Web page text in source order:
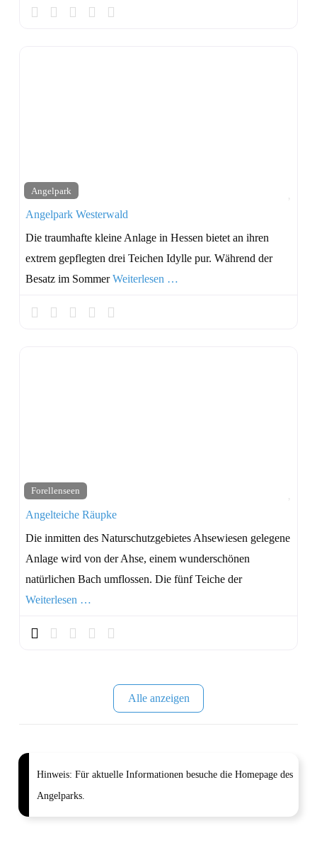
Angelpark
Angelpark Westerwald
Die traumhafte kleine Anlage in Hessen bietet an ihren
extrem gepflegten drei Teichen Idylle pur. Während der
Besatz im SommerWeiterlesen …
Forellenseen
Angelteiche Räupke
Die inmitten des Naturschutzgebietes Ahsewiesen gelegene
Anlage wird von der Ahse, einem wunderschönen
natürlichen Bach umflossen. Die fünf Teiche der
Weiterlesen …
Alle anzeigen
Hinweis: Für aktuelle Informationen besuche die Homepage des
Angelparks.